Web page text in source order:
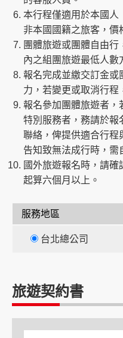
本行程僅適用於本國人
非本國國籍之旅客，價
團體旅遊或團體自由
內之組團旅遊最低人數
報名完成並繳交訂金或
力，若變更或取消行程
報名參加團體旅遊者，
特別服務者，務請於報
聯絡，俾提供適合行程
告知致無法成行時，需
國外旅遊報名時，請確
起算六個月以上。
服務地區
台北總公司
旅遊契約書